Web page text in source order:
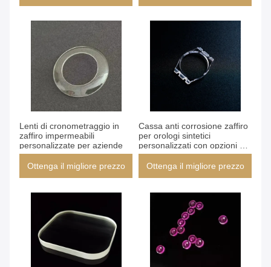
Lenti di cronometraggio in
zaffiro impermeabili
personalizzate per aziende
Ottenga il migliore prezzo
Cassa anti corrosione zaffiro
per orologi sintetici
personalizzati con opzioni di
colore
Ottenga il migliore prezzo